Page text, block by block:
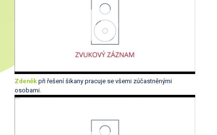
Zdeněk při řešení šikany pracuje se všemi zúčastněnými
osobami.